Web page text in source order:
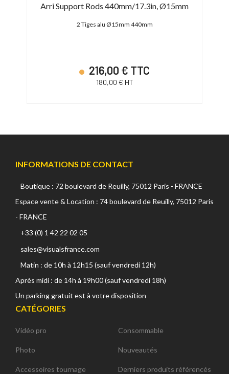
Arri Support Rods 440mm/17.3in, Ø15mm
2 Tiges alu Ø15mm 440mm
216,00 € TTC
180,00 € HT
INFORMATIONS DE CONTACT
Boutique : 72 boulevard de Reuilly, 75012 Paris - FRANCE
Espace vente & Location : 74 boulevard de Reuilly, 75012 Paris
- FRANCE
+33 (0) 1 42 22 02 05
sales@visualsfrance.com
Matin : de 10h à 12h15 (sauf vendredi 12h)
Après midi : de 14h à 19h00 (sauf vendredi 18h)
Un parking gratuit est à votre disposition
CATÉGORIES
Vidéo pro
Photo
Accessoires tournage
Consommable
Nouveautés
Derniers produits référencés